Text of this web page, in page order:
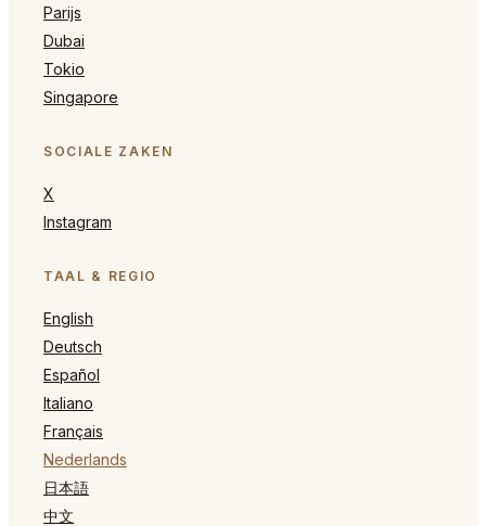
Parijs
Dubai
Tokio
Singapore
SOCIALE ZAKEN
X
Instagram
TAAL & REGIO
English
Deutsch
Español
Italiano
Français
Nederlands
日本語
中文